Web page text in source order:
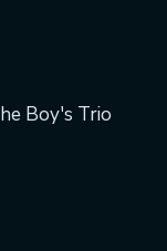
Boy's Trio